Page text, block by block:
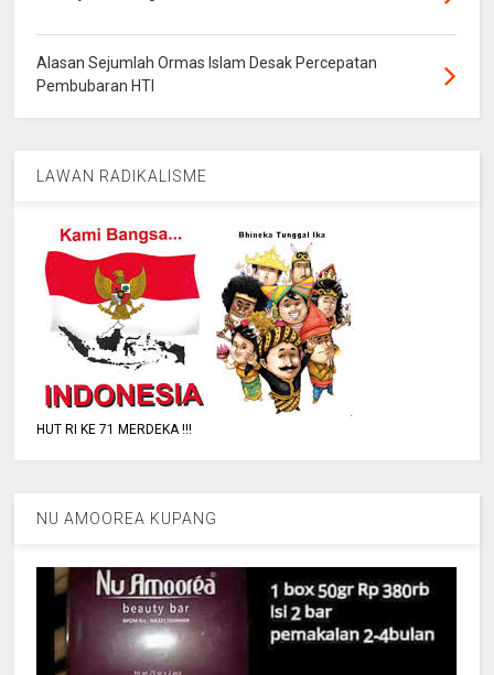
Alasan Sejumlah Ormas Islam Desak Percepatan
Pembubaran HTI
LAWAN RADIKALISME
HUT RI KE 71 MERDEKA !!!
NU AMOOREA KUPANG